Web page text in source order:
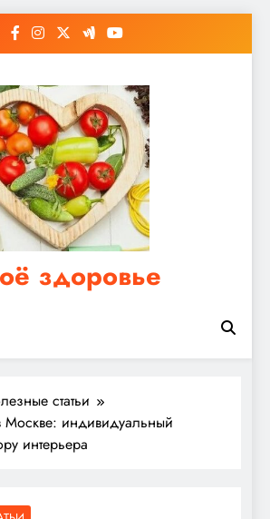
здоровье
здоровье
статьи
индивидуальный
интерьера